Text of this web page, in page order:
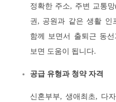
정확한 주소, 주변 교통
권, 공원과 같은 생활 인
함께 보면서 출퇴근 동
보면 도움이 됩니다.
공급 유형과 청약 자격
신혼부부, 생애최초, 다